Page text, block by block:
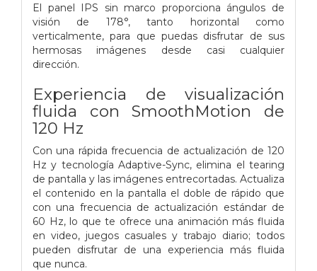
El panel IPS sin marco proporciona ángulos de
visión de 178°, tanto horizontal como
verticalmente, para que puedas disfrutar de sus
hermosas imágenes desde casi cualquier
dirección.
Experiencia de visualización
fluida con SmoothMotion de
120 Hz
Con una rápida frecuencia de actualización de 120
Hz y tecnología Adaptive-Sync, elimina el tearing
de pantalla y las imágenes entrecortadas. Actualiza
el contenido en la pantalla el doble de rápido que
con una frecuencia de actualización estándar de
60 Hz, lo que te ofrece una animación más fluida
en video, juegos casuales y trabajo diario; todos
pueden disfrutar de una experiencia más fluida
que nunca.